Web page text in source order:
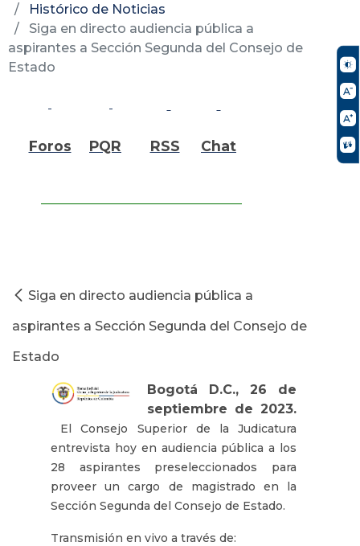
Histórico de Noticias
Siga en directo audiencia pública a
aspirantes a Sección Segunda del Consejo de
Estado
Foros PQR RSS Chat
Siga en directo audiencia pública a
aspirantes a Sección Segunda del Consejo de
Estado
Bogotá D.C., 26 de
septiembre de 2023.
El Consejo Superior de la Judicatura
entrevista hoy en audiencia pública a los
28 aspirantes preseleccionados para
proveer un cargo de magistrado en la
Sección Segunda del Consejo de Estado.
Transmisión en vivo a través de: